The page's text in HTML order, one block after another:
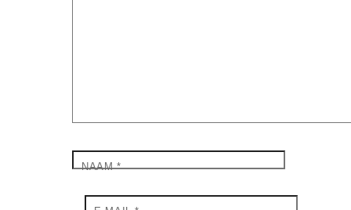
NAAM*